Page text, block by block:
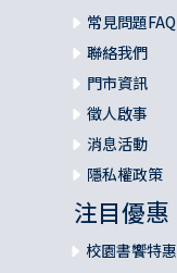
常見問題FAQ
聯絡我們
門市資訊
徵人啟事
消息活動
隱私權政策
注目優惠
校園書饗特惠